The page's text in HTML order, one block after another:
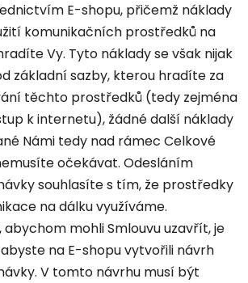
E-shopu, přičemž náklady
komunikačních prostředků na
Vy. Tyto náklady se však nijak
základní sazby, kterou hradíte za
těchto prostředků (tedy zejména
k internetu), žádné další náklady
Námi tedy nad rámec Celkové
očekávat. Odesláním
souhlasíte s tím, že prostředky
na dálku využíváme.
abychom mohli Smlouvu uzavřít, je
na E-shopu vytvořili návrh
V tomto návrhu musí být